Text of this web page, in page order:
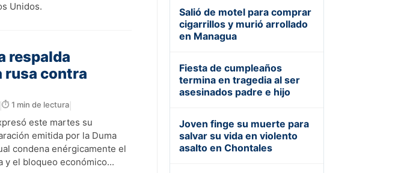
Unidos.
respalda
rusa contra
⏱️ 1 min de lectura
este martes su
emitida por la Duma
condena enérgicamente el
y el bloqueo económico...
Salió de motel para comprar
cigarrillos y murió arrollado
en Managua
Fiesta de cumpleaños
termina en tragedia al ser
asesinados padre e hijo
Joven finge su muerte para
salvar su vida en violento
asalto en Chontales